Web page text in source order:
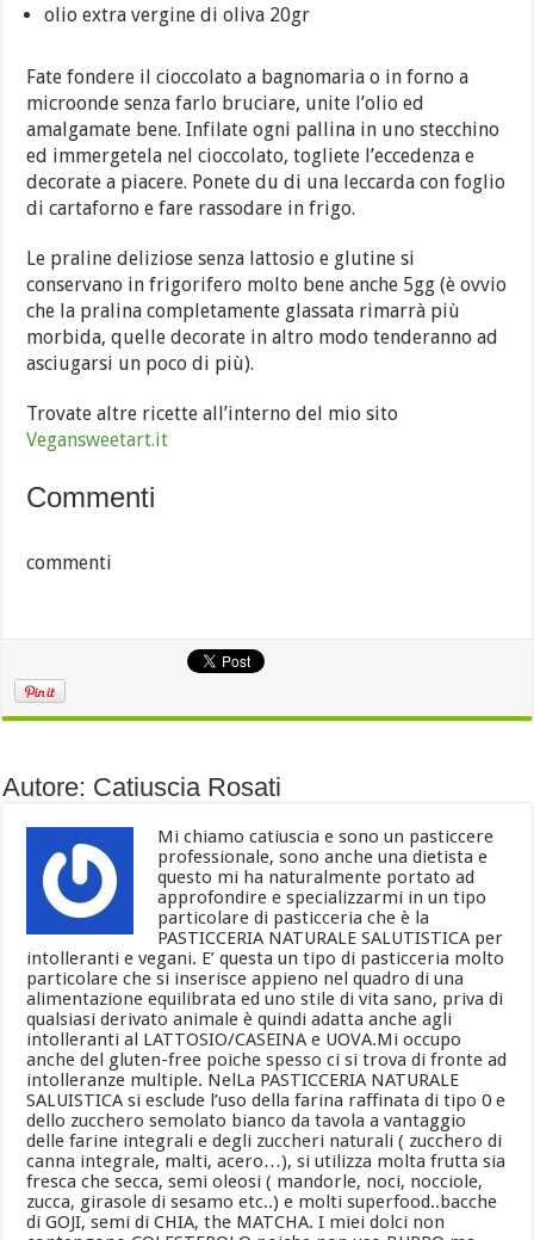
olio extra vergine di oliva 20gr
Fate fondere il cioccolato a bagnomaria o in forno a
microonde senza farlo bruciare, unite l’olio ed
amalgamate bene. Infilate ogni pallina in uno stecchino
ed immergetela nel cioccolato, togliete l’eccedenza e
decorate a piacere. Ponete du di una leccarda con foglio
di cartaforno e fare rassodare in frigo.
Le praline deliziose senza lattosio e glutine si
conservano in frigorifero molto bene anche 5gg (è ovvio
che la pralina completamente glassata rimarrà più
morbida, quelle decorate in altro modo tenderanno ad
asciugarsi un poco di più).
Trovate altre ricette all’interno del mio sito
Vegansweetart.it
Commenti
commenti
Autore: Catiuscia Rosati
Mi chiamo catiuscia e sono un pasticcere
professionale, sono anche una dietista e
questo mi ha naturalmente portato ad
approfondire e specializzarmi in un tipo
particolare di pasticceria che è la
PASTICCERIA NATURALE SALUTISTICA per
intolleranti e vegani. E’ questa un tipo di pasticceria molto
particolare che si inserisce appieno nel quadro di una
alimentazione equilibrata ed uno stile di vita sano, priva di
qualsiasi derivato animale è quindi adatta anche agli
intolleranti al LATTOSIO/CASEINA e UOVA.Mi occupo
anche del gluten-free poiche spesso ci si trova di fronte ad
intolleranze multiple. NelLa PASTICCERIA NATURALE
SALUISTICA si esclude l’uso della farina raffinata di tipo 0 e
dello zucchero semolato bianco da tavola a vantaggio
delle farine integrali e degli zuccheri naturali ( zucchero di
canna integrale, malti, acero…), si utilizza molta frutta sia
fresca che secca, semi oleosi ( mandorle, noci, nocciole,
zucca, girasole di sesamo etc..) e molti superfood..bacche
di GOJI, semi di CHIA, the MATCHA. I miei dolci non